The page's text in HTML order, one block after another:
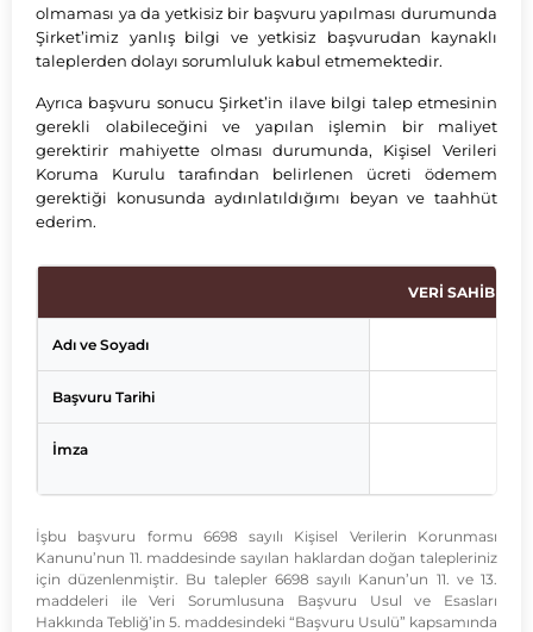
olmaması ya da yetkisiz bir başvuru yapılması durumunda
Şirket’imiz yanlış bilgi ve yetkisiz başvurudan kaynaklı
taleplerden dolayı sorumluluk kabul etmemektedir.
Ayrıca başvuru sonucu Şirket’in ilave bilgi talep etmesinin
gerekli olabileceğini ve yapılan işlemin bir maliyet
gerektirir mahiyette olması durumunda, Kişisel Verileri
Koruma Kurulu tarafından belirlenen ücreti ödemem
gerektiği konusunda aydınlatıldığımı beyan ve taahhüt
ederim.
VERİ SAHİBİ
Adı ve Soyadı
Başvuru Tarihi
İmza
İşbu başvuru formu 6698 sayılı Kişisel Verilerin Korunması
Kanunu’nun 11. maddesinde sayılan haklardan doğan talepleriniz
için düzenlenmiştir. Bu talepler 6698 sayılı Kanun’un 11. ve 13.
maddeleri ile Veri Sorumlusuna Başvuru Usul ve Esasları
Hakkında Tebliğ’in 5. maddesindeki “Başvuru Usulü” kapsamında